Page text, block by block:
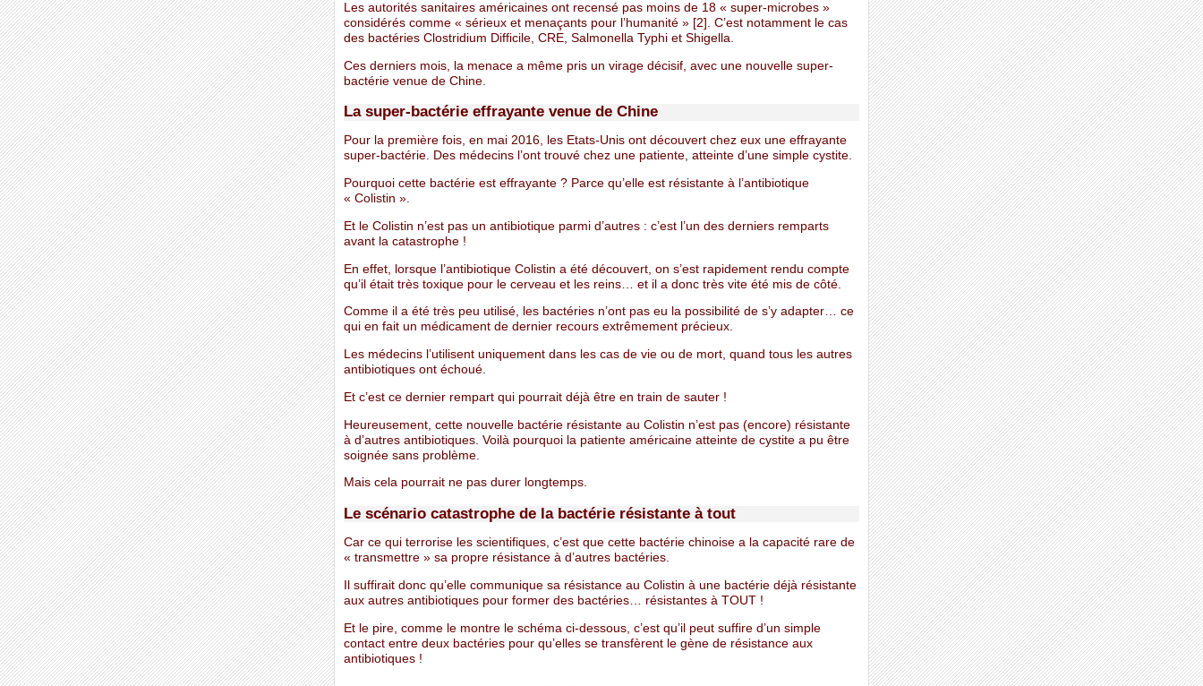
Les autorités sanitaires américaines ont recensé pas moins de 18 « super-microbes »
considérés comme « sérieux et menaçants pour l’humanité » [2]. C’est notamment le cas
des bactéries Clostridium Difficile, CRE, Salmonella Typhi et Shigella.
Ces derniers mois, la menace a même pris un virage décisif, avec une nouvelle super-
bactérie venue de Chine.
La super-bactérie effrayante venue de Chine
Pour la première fois, en mai 2016, les Etats-Unis ont découvert chez eux une effrayante
super-bactérie. Des médecins l’ont trouvé chez une patiente, atteinte d’une simple cystite.
Pourquoi cette bactérie est effrayante ? Parce qu’elle est résistante à l’antibiotique
« Colistin ».
Et le Colistin n’est pas un antibiotique parmi d’autres : c’est l’un des derniers remparts
avant la catastrophe !
En effet, lorsque l’antibiotique Colistin a été découvert, on s’est rapidement rendu compte
qu’il était très toxique pour le cerveau et les reins… et il a donc très vite été mis de côté.
Comme il a été très peu utilisé, les bactéries n’ont pas eu la possibilité de s’y adapter… ce
qui en fait un médicament de dernier recours extrêmement précieux.
Les médecins l’utilisent uniquement dans les cas de vie ou de mort, quand tous les autres
antibiotiques ont échoué.
Et c’est ce dernier rempart qui pourrait déjà être en train de sauter !
Heureusement, cette nouvelle bactérie résistante au Colistin n’est pas (encore) résistante
à d’autres antibiotiques. Voilà pourquoi la patiente américaine atteinte de cystite a pu être
soignée sans problème.
Mais cela pourrait ne pas durer longtemps.
Le scénario catastrophe de la bactérie résistante à tout
Car ce qui terrorise les scientifiques, c’est que cette bactérie chinoise a la capacité rare de
« transmettre » sa propre résistance à d’autres bactéries.
Il suffirait donc qu’elle communique sa résistance au Colistin à une bactérie déjà résistante
aux autres antibiotiques pour former des bactéries… résistantes à TOUT !
Et le pire, comme le montre le schéma ci-dessous, c’est qu’il peut suffire d’un simple
contact entre deux bactéries pour qu’elles se transfèrent le gène de résistance aux
antibiotiques !